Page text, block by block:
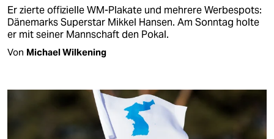
Er zierte offizielle WM-Plakate und mehrere Werbespots:
Dänemarks Superstar Mikkel Hansen. Am Sonntag holte
er mit seiner Mannschaft den Pokal.
Von Michael Wilkening